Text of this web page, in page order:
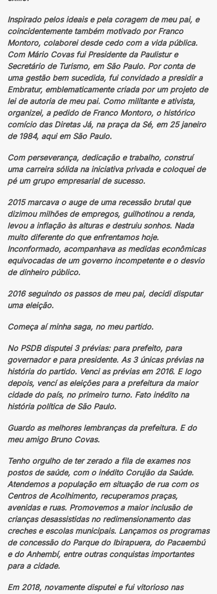
Inspirado pelos ideais e pela coragem de meu pai, e
coincidentemente também motivado por Franco
Montoro, colaborei desde cedo com a vida pública.
Com Mário Covas fui Presidente da Paulistur e
Secretário de Turismo, em São Paulo. Por conta de
uma gestão bem sucedida, fui convidado a presidir a
Embratur, emblematicamente criada por um projeto de
lei de autoria de meu pai. Como militante e ativista,
organizei, a pedido de Franco Montoro, o histórico
comício das Diretas Já, na praça da Sé, em 25 janeiro
de 1984, aqui em São Paulo.
Com perseverança, dedicação e trabalho, construí
uma carreira sólida na iniciativa privada e coloquei de
pé um grupo empresarial de sucesso.
2015 marcava o auge de uma recessão brutal que
dizimou milhões de empregos, guilhotinou a renda,
levou a inflação às alturas e destruiu sonhos. Nada
muito diferente do que enfrentamos hoje.
Inconformado, acompanhava as medidas econômicas
equivocadas de um governo incompetente e o desvio
de dinheiro público.
2016 seguindo os passos de meu pai, decidi disputar
uma eleição.
Começa aí minha saga, no meu partido.
No PSDB disputei 3 prévias: para prefeito, para
governador e para presidente. As 3 únicas prévias na
história do partido. Venci as prévias em 2016. E logo
depois, vencí as eleições para a prefeitura da maior
cidade do país, no primeiro turno. Fato inédito na
história política de São Paulo.
Guardo as melhores lembranças da prefeitura. E do
meu amigo Bruno Covas.
Tenho orgulho de ter zerado a fila de exames nos
postos de saúde, com o inédito Corujão da Saúde.
Atendemos a população em situação de rua com os
Centros de Acolhimento, recuperamos praças,
avenidas e ruas. Promovemos a maior inclusão de
crianças desassistidas no redimensionamento das
creches e escolas municipais. Lançamos os programas
de concessão do Parque do Ibirapuera, do Pacaembú
e do Anhembí, entre outras conquistas importantes
para a cidade.
Em 2018, novamente disputei e fui vitorioso nas